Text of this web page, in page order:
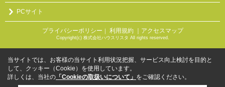
PCサイト
プライバシーポリシー 利用規約 ｜アクセスマップ
Copyright(c) 株式会社ハウスリスタ All rights reserved.
当サイトでは、お客様の当サイト利用状況把握、サービス向上検討を目的と
して、クッキー（Cookie）を使用しています。
詳しくは、当社の 「Cookieの取扱いについて」 をご確認ください。